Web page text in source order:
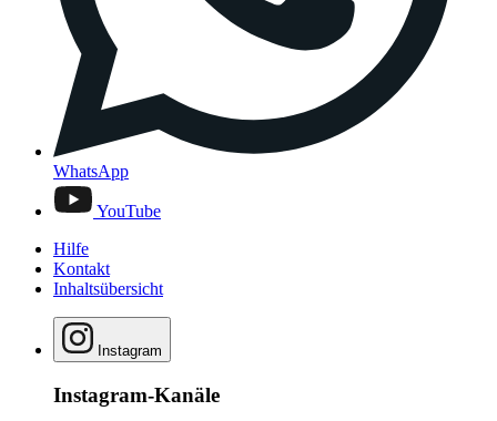
WhatsApp
YouTube
Hilfe
Kontakt
Inhaltsübersicht
Instagram
Instagram-Kanäle